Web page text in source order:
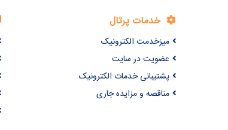
خدمات پرتال
میزخدمت الکترونیک
عضویت در سایت
پشتیبانی خدمات الکترونیک
مناقصه و مزایده جاری